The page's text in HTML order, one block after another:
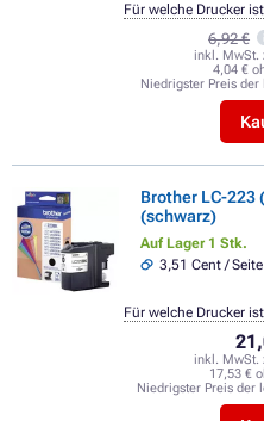
6,92 €
inkl. MwSt.
4,04 €
Niedrigster Preis der
Für welche Drucker
Brother LC-223
(schwarz)
Auf Lager 1 Stk.
3,51 Cent / Seite
inkl. MwSt.
17,53 €
Niedrigster Preis der
Für welche Drucker